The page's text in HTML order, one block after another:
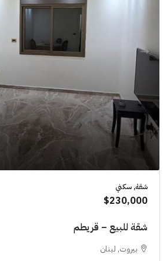
شقة, سكني
$230,000
شقة للبيع – قريطم
بيروت, لبنان